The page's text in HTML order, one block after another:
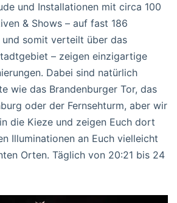
und Installationen mit circa 100
& Shows – auf fast 186
somit verteilt über das
– zeigen einzigartige
Dabei sind natürlich
wie das Brandenburger Tor, das
oder der Fernsehturm, aber wir
die Kieze und zeigen Euch dort
Illuminationen an Euch vielleicht
Orten. Täglich von 20:21 bis 24